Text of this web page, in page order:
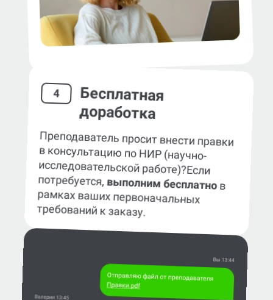
4 Бесплатная
доработка
Преподаватель просит внести правки
в консультацию по НИР (научно-
исследовательской работе)?Если
потребуется, выполним бесплатнов
рамках ваших первоначальных
требований к заказу.